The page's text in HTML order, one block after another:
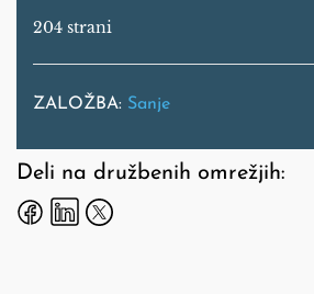
204 strani
ZALOŽBA: Sanje
Deli na družbenih omrežjih: